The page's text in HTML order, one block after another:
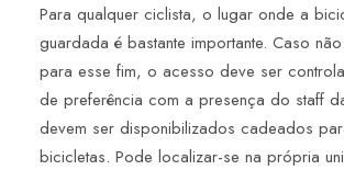
Para qualquer ciclista, o lugar onde a
guardada é bastante importante. Caso
para esse fim, o acesso deve ser
de preferência com a presença do staff
devem ser disponibilizados cadeados
bicicletas. Pode localizar-se na própria